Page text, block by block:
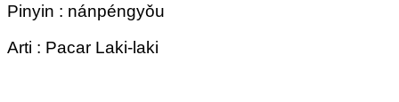
Pinyin : nánpéngyǒu
Arti : Pacar Laki-laki